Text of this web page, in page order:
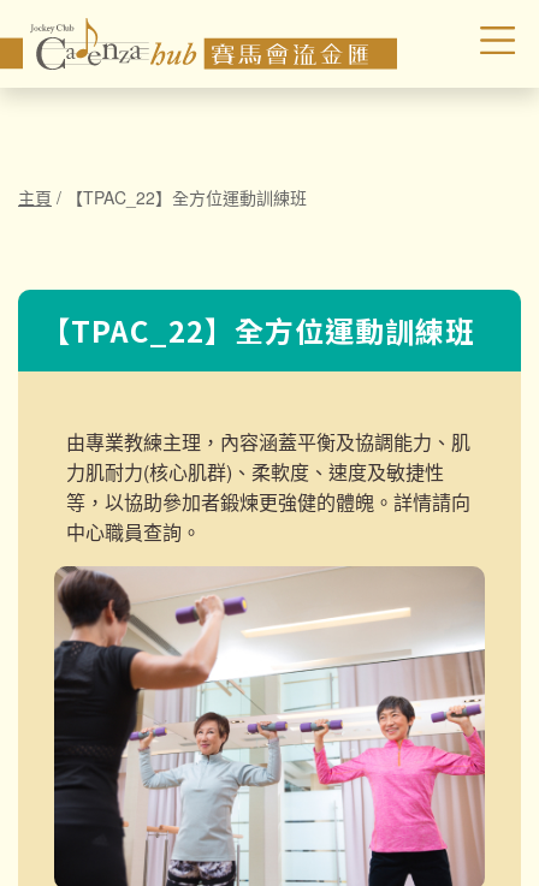
主頁 / 【TPAC_22】全方位運動訓練班
【TPAC_22】全方位運動訓練班
由專業教練主理，內容涵蓋平衡及協調能力、肌
力肌耐力(核心肌群)、柔軟度、速度及敏捷性
等，以協助參加者鍛煉更強健的體魄。詳情請向
中心職員查詢。